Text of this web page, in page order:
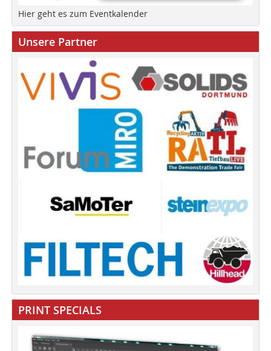
Hier geht es zum Eventkalender
Unsere Partner
PRINT SPECIALS